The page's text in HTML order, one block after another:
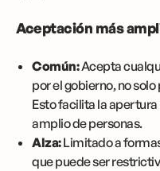
Aceptación más
Común:Acepta
por el gobierno, no
Esto facilita la
amplio de personas.
Alza:Limitado a
que puede ser